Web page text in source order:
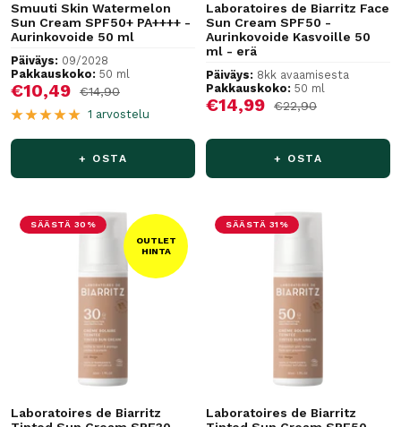
Smuuti Skin Watermelon
Sun Cream SPF50+ PA++++ -
Aurinkovoide 50 ml
Päiväys: 09/2028
Pakkauskoko: 50 ml
Alennushinta
€10,49 Normaalihinta
€14,90
1 arvostelu
+ OSTA
Laboratoires de Biarritz Face
Sun Cream SPF50 -
Aurinkovoide Kasvoille 50
ml - erä
Päiväys: 8kk avaamisesta
Pakkauskoko: 50 ml
Alennushinta
€14,99 Normaalihinta
€22,90
+ OSTA
OUTLET
HINTA
SÄÄSTÄ 30%
Laboratoires de Biarritz
SÄÄSTÄ 31%
Laboratoires de Biarritz